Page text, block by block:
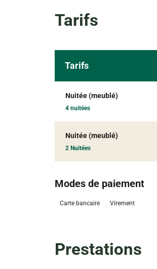
Tarifs
Tarifs
Nuitée (meublé)
4 nuitées
Nuitée (meublé)
2 Nuitées
Modes de paiement
Carte bancaire Virement
Prestations